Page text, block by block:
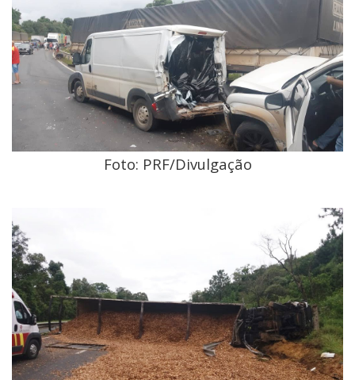
Foto: PRF/Divulgação